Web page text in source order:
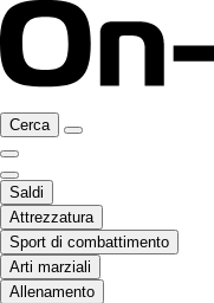
Cerca
Saldi
Attrezzatura
Sport di combattimento
Arti marziali
Allenamento